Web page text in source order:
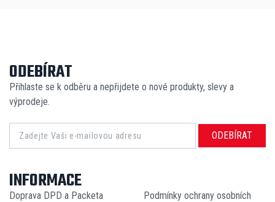
ODEBÍRAT
Přihlaste se k odběru a nepřijdete o nové produkty, slevy a
výprodeje.
ODEBÍRAT
INFORMACE
Doprava DPD a Packeta
Podmínky ochrany osobních